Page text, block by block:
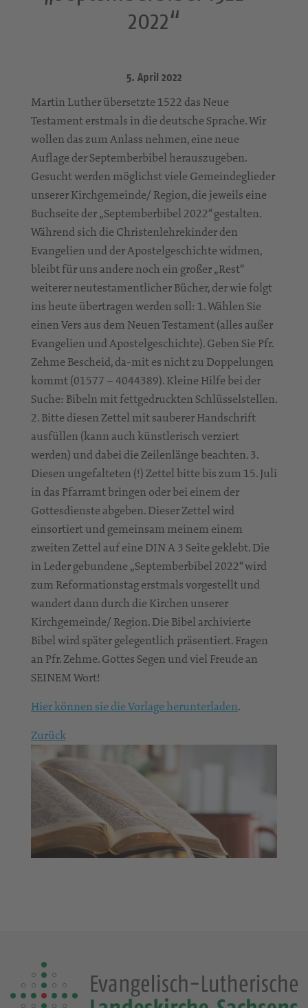
2022“
5. April 2022
Martin Luther übersetzte 1522 das Neue
Testament erstmals in die deutsche Sprache. Wir
wollen das zum Anlass nehmen, eine neue
Auflage der Septemberbibel herauszugeben.
Gesucht werden möglichst viele Gemeindeglieder
unserer Kirchgemeinde/ Region, die jeweils eine
Buchseite der „Septemberbibel 2022“ gestalten.
Während sich die Christenlehrekinder den
Evangelien und der Apostelgeschichte widmen,
bleibt für uns andere noch ein großer „Rest“
weiterer neutestamentlicher Bücher, der wie folgt
ins heute übertragen werden soll: 1. Wählen Sie
einen Vers aus dem Neuen Testament (alles außer
Evangelien und Apostelgeschichte). Geben Sie Pfr.
Zehme Bescheid, da-mit es nicht zu Doppelungen
kommt (01577 – 4044389). Kleine Hilfe bei der
Suche: Bibeln mit fettgedruckten Schlüsselstellen.
2. Bitte diesen Zettel mit sauberer Handschrift
ausfüllen (kann auch künstlerisch verziert
werden) und dabei die Zeilenlänge beachten. 3.
Diesen ungefalteten (!) Zettel bitte bis zum 15. Juli
in das Pfarramt bringen oder bei einem der
Gottesdienste abgeben. Dieser Zettel wird
einsortiert und gemeinsam meinem einem
zweiten Zettel auf eine DIN A 3 Seite geklebt. Die
in Leder gebundene „Septemberbibel 2022“ wird
zum Reformationstag erstmals vorgestellt und
wandert dann durch die Kirchen unserer
Kirchgemeinde/ Region. Die Bibel archivierte
Bibel wird später gelegentlich präsentiert. Fragen
an Pfr. Zehme. Gottes Segen und viel Freude an
SEINEM Wort!
Hier können sie die Vorlage herunterladen.
Zurück